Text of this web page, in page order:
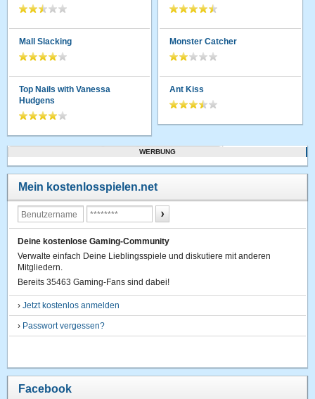
Mall Slacking
Top Nails with Vanessa
Hudgens
Monster Catcher
Ant Kiss
WERBUNG
Mein kostenlosspielen.net
Deine kostenlose Gaming-Community
Verwalte einfach Deine Lieblingsspiele und diskutiere mit anderen
Mitgliedern.
Bereits 35463 Gaming-Fans sind dabei!
›Jetzt kostenlos anmelden
› Passwort vergessen?
Facebook